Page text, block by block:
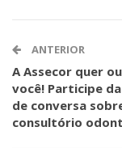
ANTERIOR
A Assecor quer
você! Participe
de conversa
consultório